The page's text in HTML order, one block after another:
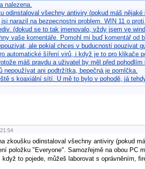
nalezena.
odinstaloval všechny antiviry (pokud máš nějaké
narazil na bezpecnostni problem. WIN 11 o
(dokud se to tak jmenovalo, vždy jsem ve
vaše komentáře. Pomohl mi buď komentář od
ale pokial chces v buducnosti pouzivat
automatické šíření virů, i když je to pro klikače
máš pravdu a uživatel by mĕl před pohodlím
ani podtržítka, bepečná je pomlčka.
s koaxiální sítí. U mě to bylo v pohodě, já
21:54
zkoušku odinstaloval všechny antiviry (pokud
položku "Everyone". Samozřejmě na obou
to pojede, můžeš laborovat s oprávněním,